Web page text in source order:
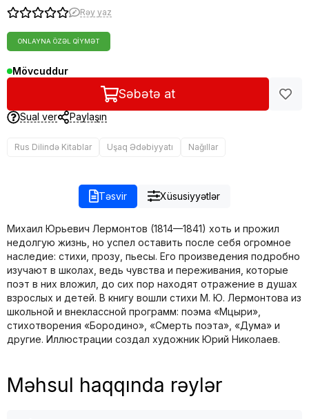
Rəy yaz
ONLAYNA ÖZƏL QIYMƏT
Mövcuddur
Səbətə at
Sual ver Paylaşın
Rus Dilində Kitablar Uşaq Ədəbiyyatı Nağıllar
Təsvir Xüsusiyyətlər
Михаил Юрьевич Лермонтов (1814—1841) хоть и прожил
недолгую жизнь, но успел оставить после себя огромное
наследие: стихи, прозу, пьесы. Его произведения подробно
изучают в школах, ведь чувства и переживания, которые
поэт в них вложил, до сих пор находят отражение в душах
взрослых и детей. В книгу вошли стихи М. Ю. Лермонтова из
школьной и внеклассной программ: поэма «Мцыри»,
стихотворения «Бородино», «Смерть поэта», «Дума» и
другие. Иллюстрации создал художник Юрий Николаев.
Məhsul haqqında rəylər